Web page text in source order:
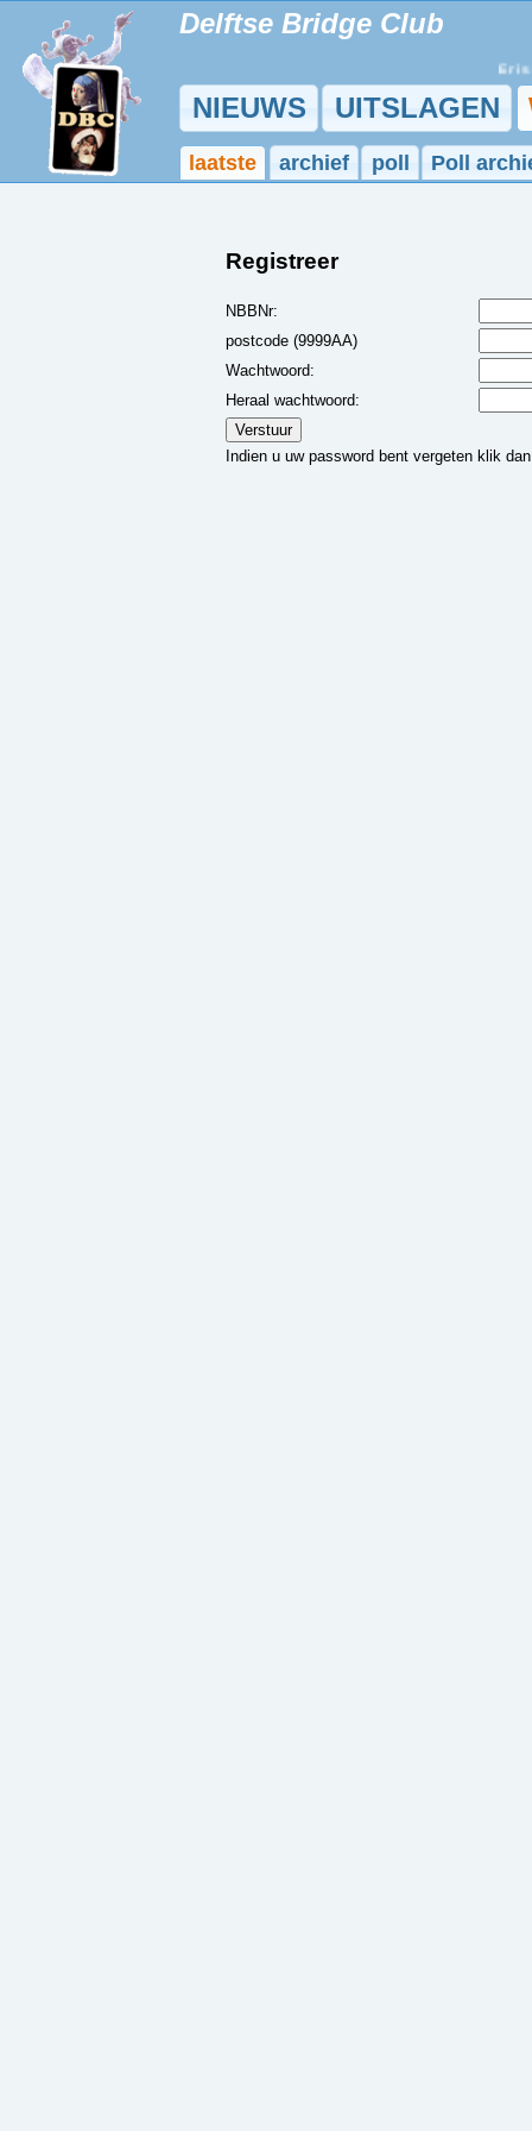
Delftse Bridge Club
Er is
NIEUWS UITSLAGEN
laatste archief poll Poll
Registreer
NBBNr:
postcode (9999AA)
Wachtwoord:
Heraal wachtwoord:
Indien u uw password bent vergeten klik